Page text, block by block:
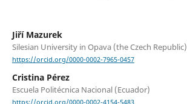
Jiří Mazurek
Silesian University in Opava (the Czech Republic)
https://orcid.org/0000-0002-7965-0457
Cristina Pérez
Escuela Politécnica Nacional (Ecuador)